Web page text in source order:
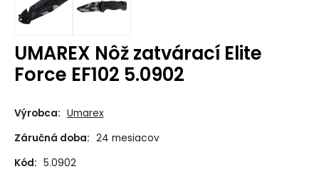
UMAREX Nôž zatvárací Elite
Force EF102 5.0902
Výrobca: Umarex
Záručná doba: 24 mesiacov
Kód: 5.0902